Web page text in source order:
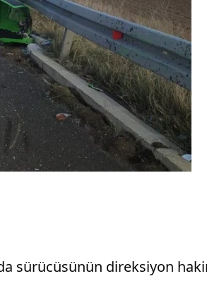
sürücüsünün direksiyon